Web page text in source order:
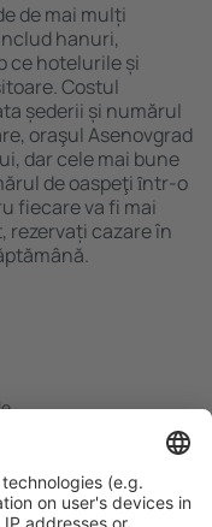
de mai mulți
hanuri,
ce hotelurile și
Costul
șederii și numărul
oraşul Asenovgrad
dar cele mai bune
de oaspeţi ȋntr-o
fiecare va fi mai
rezervați cazare în
de anulare.